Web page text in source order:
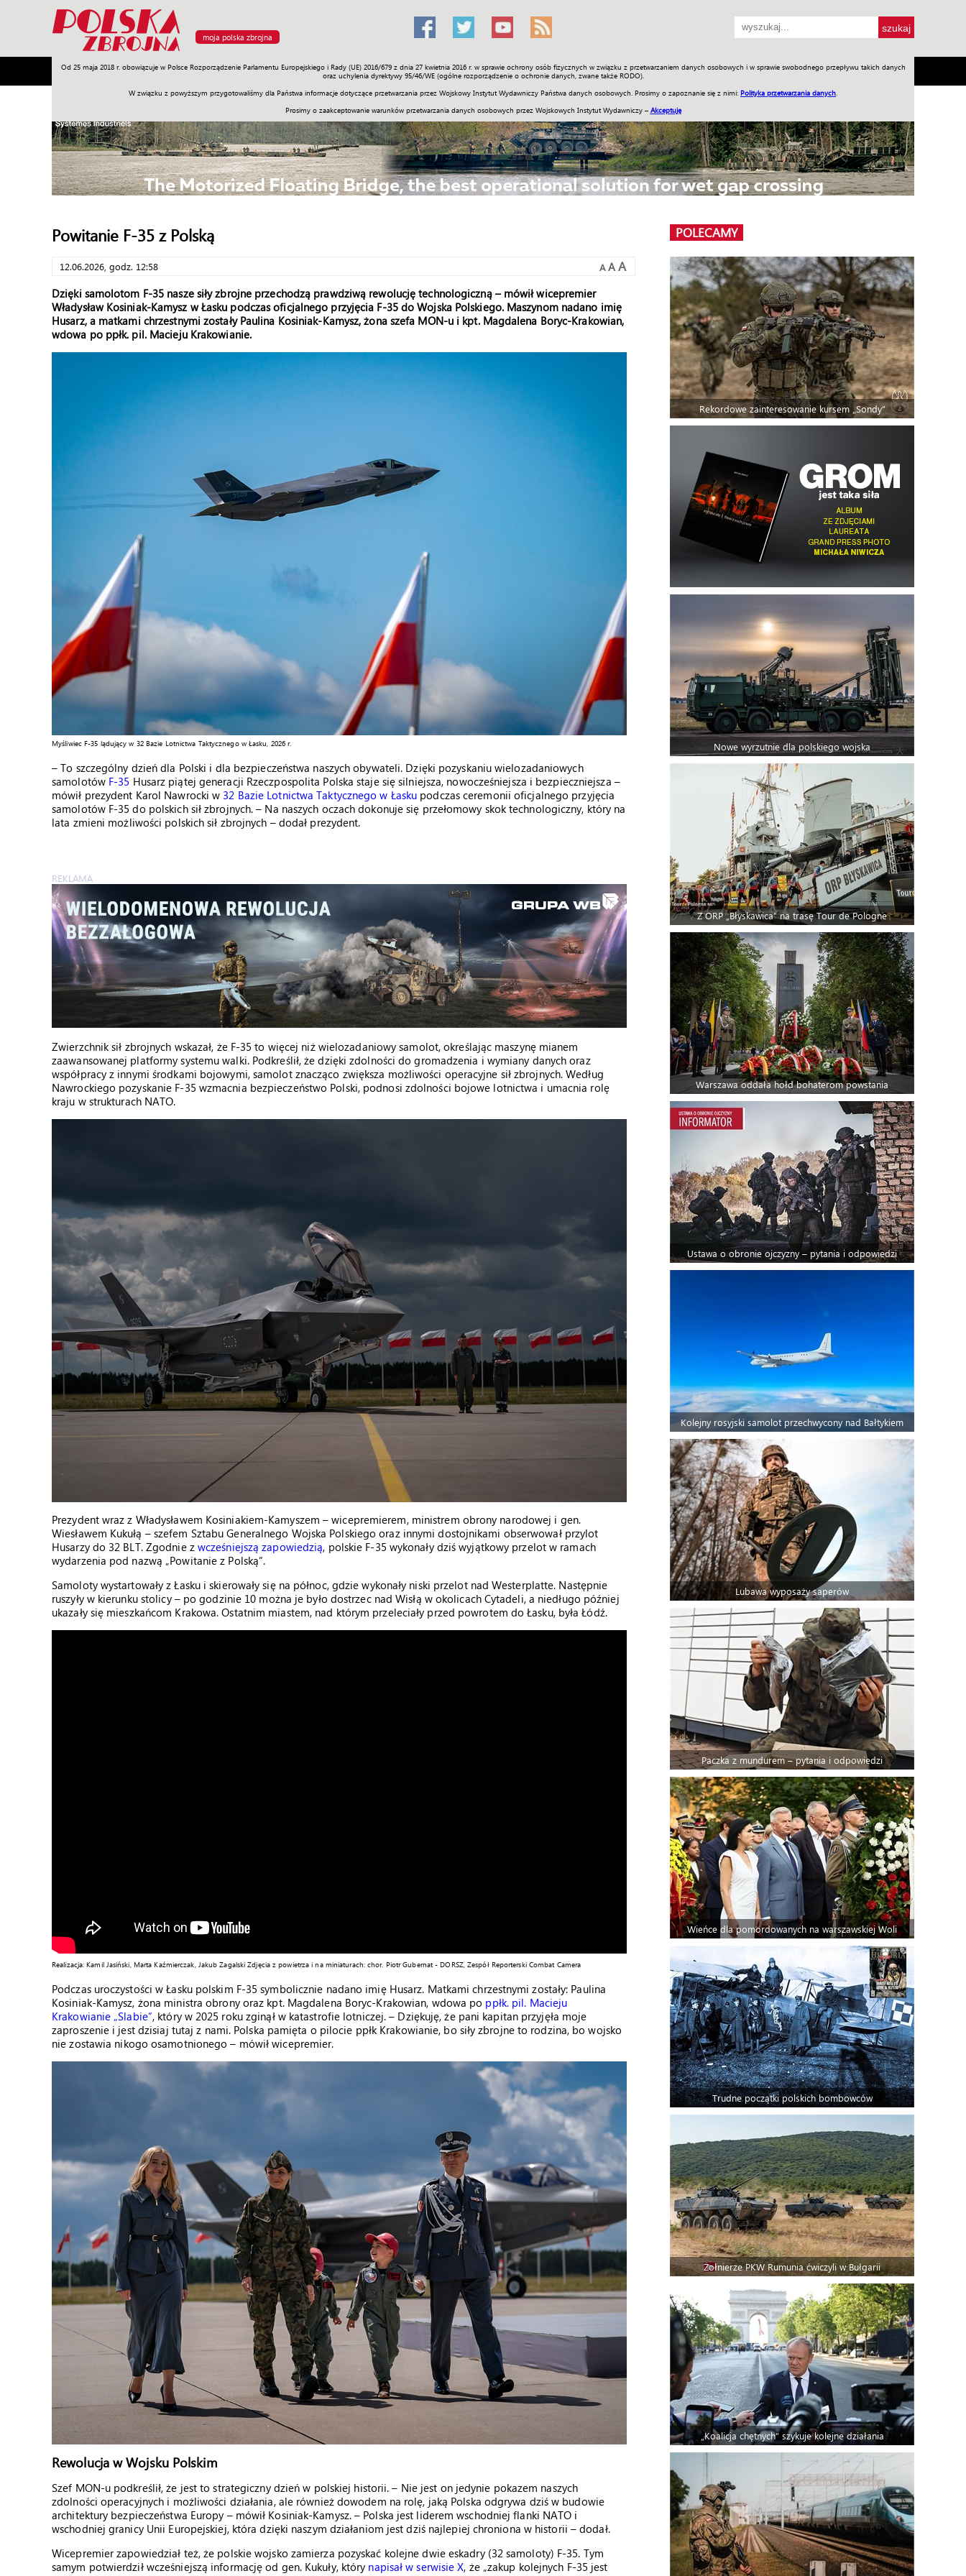
moja polska zbrojna
Od 25 maja 2018 r. obowiązuje w Polsce Rozporządzenie Parlamentu Europejskiego i Rady (UE) 2016/679 z dnia 27 kwietnia 2016 r. w sprawie ochrony osób fizycznych w związku z przetwarzaniem danych osobowych i w sprawie swobodnego przepływu takich danych
oraz uchylenia dyrektywy 95/46/WE (ogólne rozporządzenie o ochronie danych, zwane także RODO).
W związku z powyższym przygotowaliśmy dla Państwa informacje dotyczące przetwarzania przez Wojskowy Instytut Wydawniczy Państwa danych osobowych. Prosimy o zapoznanie się z nimi: Polityka przetwarzania danych
Prosimy o zaakceptowanie warunków przetwarzania danych osobowych przez Wojskowych Instytut Wydawniczy – Akceptuję
Armia Poligon Sprzęt Misje Polityka Prawo Świat Społeczność Sport Historia Galerie Wideo ENGLISH SKLEP Jednodniówki Praca w WIW
Powitanie F-35 z Polską
12.06.2026, godz. 12:58 A A A
Dzięki samolotom F-35 nasze siły zbrojne przechodzą prawdziwą rewolucję technologiczną – mówił wicepremier
Władysław Kosiniak-Kamysz w Łasku podczas oficjalnego przyjęcia F-35 do Wojska Polskiego. Maszynom nadano imię
Husarz, a matkami chrzestnymi zostały Paulina Kosiniak-Kamysz, żona szefa MON-u i kpt. Magdalena Boryc-Krakowian,
wdowa po ppłk. pil. Macieju Krakowianie.
Myśliwiec F-35 lądujący w 32 Bazie Lotnictwa Taktycznego w Łasku, 2026 r.
– To szczególny dzień dla Polski i dla bezpieczeństwa naszych obywateli. Dzięki pozyskaniu wielozadaniowych
samolotów F-35 Husarz piątej generacji Rzeczpospolita Polska staje się silniejsza, nowocześniejsza i bezpieczniejsza –
mówił prezydent Karol Nawrocki w 32 Bazie Lotnictwa Taktycznego w Łasku podczas ceremonii oficjalnego przyjęcia
samolotów F-35 do polskich sił zbrojnych. – Na naszych oczach dokonuje się przełomowy skok technologiczny, który na
lata zmieni możliwości polskich sił zbrojnych – dodał prezydent.
REKLAMA
Zwierzchnik sił zbrojnych wskazał, że F-35 to więcej niż wielozadaniowy samolot, określając maszynę mianem
zaawansowanej platformy systemu walki. Podkreślił, że dzięki zdolności do gromadzenia i wymiany danych oraz
współpracy z innymi środkami bojowymi, samolot znacząco zwiększa możliwości operacyjne sił zbrojnych. Według
Nawrockiego pozyskanie F-35 wzmacnia bezpieczeństwo Polski, podnosi zdolności bojowe lotnictwa i umacnia rolę
kraju w strukturach NATO.
Prezydent wraz z Władysławem Kosiniakiem-Kamyszem – wicepremierem, ministrem obrony narodowej i gen.
Wiesławem Kukułą – szefem Sztabu Generalnego Wojska Polskiego oraz innymi dostojnikami obserwował przylot
Husarzy do 32 BLT. Zgodnie z wcześniejszą zapowiedzią, polskie F-35 wykonały dziś wyjątkowy przelot w ramach
wydarzenia pod nazwą „Powitanie z Polską”.
Samoloty wystartowały z Łasku i skierowały się na północ, gdzie wykonały niski przelot nad Westerplatte. Następnie
ruszyły w kierunku stolicy – po godzinie 10 można je było dostrzec nad Wisłą w okolicach Cytadeli, a niedługo później
ukazały się mieszkańcom Krakowa. Ostatnim miastem, nad którym przeleciały przed powrotem do Łasku, była Łódź.
Realizacja: Kamil Jasiński, Marta Kaźmierczak, Jakub Zagalski Zdjęcia z powietrza i na miniaturach: chor. Piotr Gubernat - DORSZ, Zespół Reporterski Combat Camera
Podczas uroczystości w Łasku polskim F-35 symbolicznie nadano imię Husarz. Matkami chrzestnymi zostały: Paulina
Kosiniak-Kamysz, żona ministra obrony oraz kpt. Magdalena Boryc-Krakowian, wdowa po ppłk. pil. Macieju
Krakowianie „Slabie”, który w 2025 roku zginął w katastrofie lotniczej. – Dziękuję, że pani kapitan przyjęła moje
zaproszenie i jest dzisiaj tutaj z nami. Polska pamięta o pilocie ppłk Krakowianie, bo siły zbrojne to rodzina, bo wojsko
nie zostawia nikogo osamotnionego – mówił wicepremier.
Rewolucja w Wojsku Polskim
Szef MON-u podkreślił, że jest to strategiczny dzień w polskiej historii. – Nie jest on jedynie pokazem naszych
zdolności operacyjnych i możliwości działania, ale również dowodem na rolę, jaką Polska odgrywa dziś w budowie
architektury bezpieczeństwa Europy – mówił Kosiniak-Kamysz. – Polska jest liderem wschodniej flanki NATO i
wschodniej granicy Unii Europejskiej, która dzięki naszym działaniom jest dziś najlepiej chroniona w historii – dodał.
Wicepremier zapowiedział też, że polskie wojsko zamierza pozyskać kolejne dwie eskadry (32 samoloty) F-35. Tym
samym potwierdził wcześniejszą informację od gen. Kukuły, który napisał w serwisie X, że „zakup kolejnych F-35 jest
POLECAMY
Rekordowe zainteresowanie kursem „Sondy”
Nowe wyrzutnie dla polskiego wojska
Z ORP „Błyskawica” na trasę Tour de Pologne
Warszawa oddała hołd bohaterom powstania
Ustawa o obronie ojczyzny – pytania i odpowiedzi
Kolejny rosyjski samolot przechwycony nad Bałtykiem
Lubawa wyposaży saperów
Paczka z mundurem – pytania i odpowiedzi
Wieńce dla pomordowanych na warszawskiej Woli
Trudne początki polskich bombowców
Żołnierze PKW Rumunia ćwiczyli w Bułgarii
„Koalicja chętnych” szykuje kolejne działania